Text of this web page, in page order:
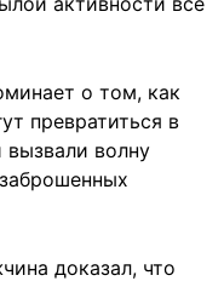
о том, как
превратиться в
волну
доказал, что